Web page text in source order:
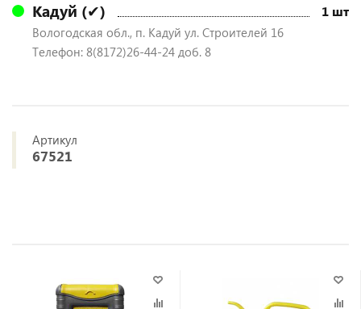
Кадуй (✔) 1 шт
Вологодская обл., п. Кадуй ул. Строителей 16
Телефон: 8(8172)26-44-24 доб. 8
Артикул
67521